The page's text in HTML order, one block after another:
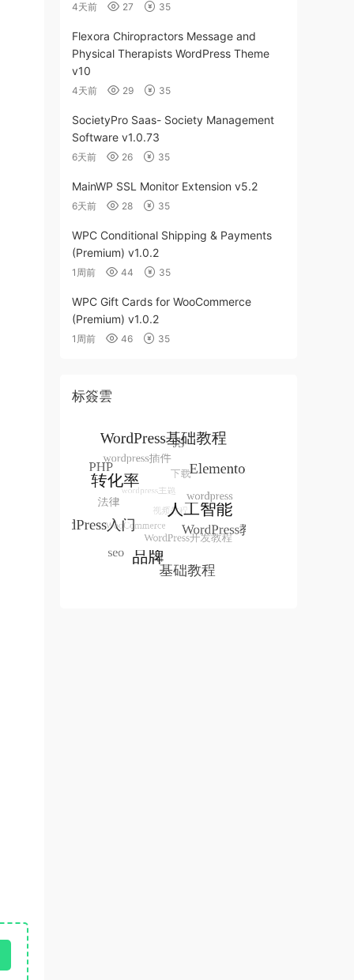
4天前 27 35
Flexora Chiropractors Message and
Physical Therapists WordPress Theme
v10
4天前 29 35
SocietyPro Saas- Society Management
Software v1.0.73
6天前 26 35
MainWP SSL Monitor Extension v5.2
6天前 28 35
WPC Conditional Shipping & Payments
(Premium) v1.0.2
1周前 44 35
WPC Gift Cards for WooCommerce
(Premium) v1.0.2
1周前 46 35
标簽雲